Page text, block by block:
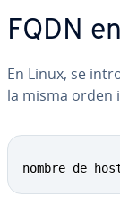
FQDN
En Linux, se
la misma orden
nombre de